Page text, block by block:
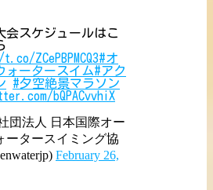
会スケジュールはこ
ZCePBPMCQ3#オ
ォータースイム#アク
#夕空絶景マラソン
bQPACvvhiX
団法人 日本国際オー
ータースイミング協
February 26,